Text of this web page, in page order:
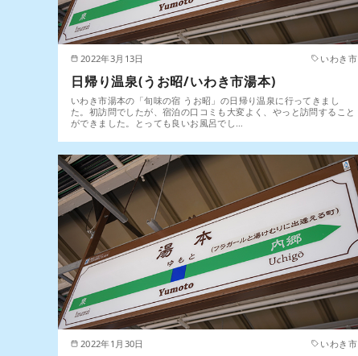
2022年3月13日 いわき市
日帰り温泉(うお昭/いわき市湯本)
いわき市湯本の「旬味の宿 うお昭」の日帰り温泉に行ってきまし
た。初訪問でしたが、宿泊の口コミも大変よく、やっと訪問すること
ができました。とっても良いお風呂でし…
2022年1月30日 いわき市